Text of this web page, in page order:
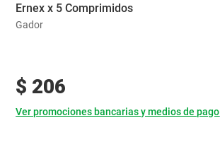
Ernex x 5 Comprimidos
Gador
$ 206
Ver promociones bancarias y medios de pago